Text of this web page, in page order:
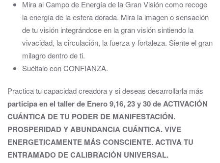
Mira al Campo de Energía de la Gran Visión como recoge
la energía de la esfera dorada. Mira la imagen o sensación
de tu visión integrándose en la gran visión sintiendo la
vivacidad, la circulación, la fuerza y fortaleza. Siente el gran
milagro dentro de ti.
Suéltalo con CONFIANZA.
Practica tu capacidad creadora y si deseas desarrollarla más
participa en el taller de Enero 9,16, 23 y 30 de ACTIVACIÓN
CUÁNTICA DE TU PODER DE MANIFESTACIÓN.
PROSPERIDAD Y ABUNDANCIA CUÁNTICA.VIVE
ENERGETICAMENTE MÁS CONSCIENTE. ACTIVA TU
ENTRAMADO DE CALIBRACIÓN UNIVERSAL.